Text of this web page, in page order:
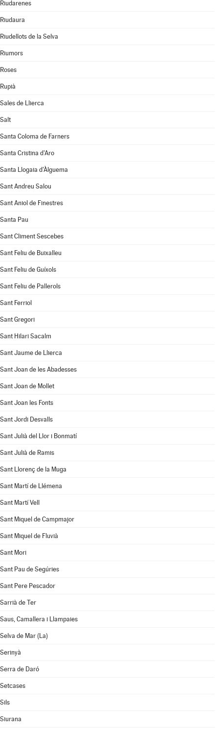
Riudarenes
Riudaura
Riudellots de la Selva
Riumors
Roses
Rupià
Sales de Llierca
Salt
Santa Coloma de Farners
Santa Cristina d'Aro
Santa Llogaia d'Àlguema
Sant Andreu Salou
Sant Aniol de Finestres
Santa Pau
Sant Climent Sescebes
Sant Feliu de Buixalleu
Sant Feliu de Guíxols
Sant Feliu de Pallerols
Sant Ferriol
Sant Gregori
Sant Hilari Sacalm
Sant Jaume de Llierca
Sant Joan de les Abadesses
Sant Joan de Mollet
Sant Joan les Fonts
Sant Jordi Desvalls
Sant Julià del Llor i Bonmatí
Sant Julià de Ramis
Sant Llorenç de la Muga
Sant Martí de Llémena
Sant Martí Vell
Sant Miquel de Campmajor
Sant Miquel de Fluvià
Sant Mori
Sant Pau de Segúries
Sant Pere Pescador
Sarrià de Ter
Saus, Camallera i Llampaies
Selva de Mar (La)
Serinyà
Serra de Daró
Setcases
Sils
Siurana